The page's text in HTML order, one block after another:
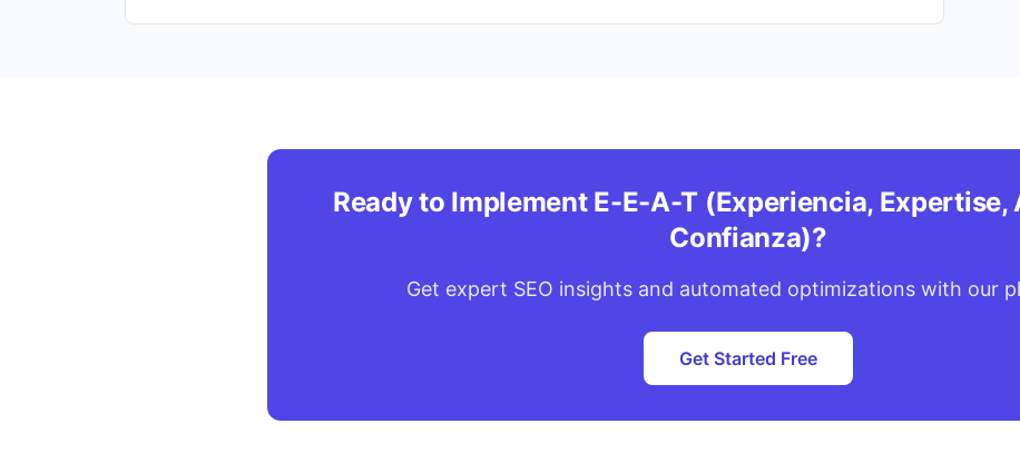
Ready to Implement E-E-A-T (Experiencia,
Confianza)?
Get expert SEO insights and automated optimizations with our
Get Started Free